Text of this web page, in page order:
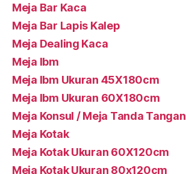
Meja Bar Kaca
Meja Bar Lapis Kalep
Meja Dealing Kaca
Meja Ibm
Meja Ibm Ukuran 45X180cm
Meja Ibm Ukuran 60X180cm
Meja Konsul / Meja Tanda Tangan
Meja Kotak
Meja Kotak Ukuran 60X120cm
Meja Kotak Ukuran 80x120cm